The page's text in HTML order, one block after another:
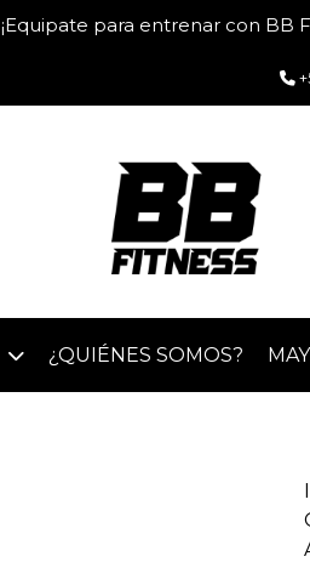
¡Equipate para entrenar con BB
¿QUIÉNES SOMOS?